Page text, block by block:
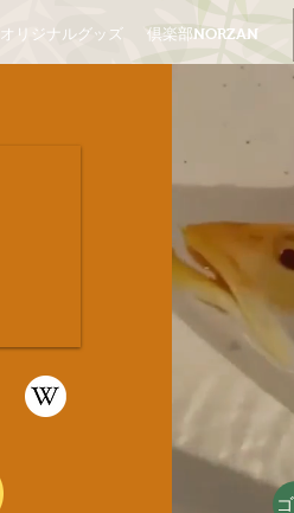
オリジナルグッズ 倶楽部NORZAN